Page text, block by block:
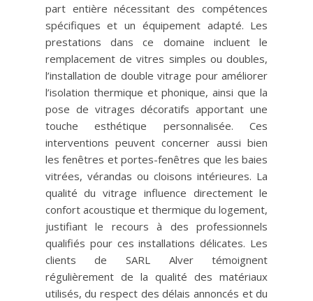
part entière nécessitant des compétences
spécifiques et un équipement adapté. Les
prestations dans ce domaine incluent le
remplacement de vitres simples ou doubles,
l’installation de double vitrage pour améliorer
l’isolation thermique et phonique, ainsi que la
pose de vitrages décoratifs apportant une
touche esthétique personnalisée. Ces
interventions peuvent concerner aussi bien
les fenêtres et portes-fenêtres que les baies
vitrées, vérandas ou cloisons intérieures. La
qualité du vitrage influence directement le
confort acoustique et thermique du logement,
justifiant le recours à des professionnels
qualifiés pour ces installations délicates. Les
clients de SARL Alver témoignent
régulièrement de la qualité des matériaux
utilisés, du respect des délais annoncés et du